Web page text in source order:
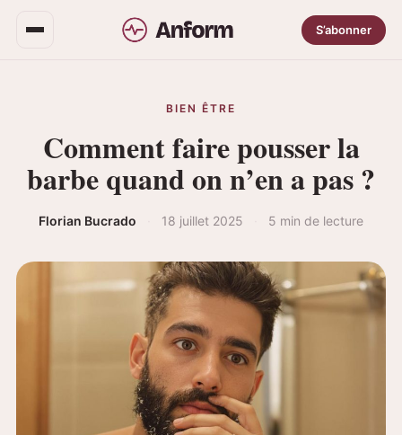
S’abonner
BIEN ÊTRE
Comment faire pousser la
barbe quand on n’en a pas ?
Florian Bucrado 18 juillet 2025 5 min de lecture